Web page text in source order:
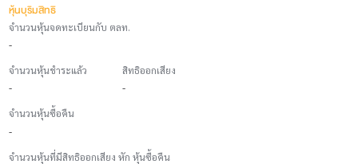
หุ้นบุริมสิทธิ
จำนวนหุ้นจดทะเบียนกับ ตลท.
-
จำนวนหุ้นชำระแล้ว
-
สิทธิออกเสียง
-
จำนวนหุ้นซื้อคืน
-
จำนวนหุ้นที่มีสิทธิออกเสียง หัก หุ้นซื้อคืน